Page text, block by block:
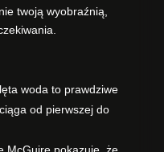
twoją wyobraźnią,
woda to prawdziwe
od pierwszej do